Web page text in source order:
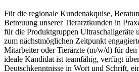
Für die regionale Kundenakquise,
Betreuung unserer Tierarztkunden in
für die Produktgruppen Ultraschallgeräte
zum nächstmöglichen Zeitpunkt
Mitarbeiter oder Tierärzte (m/w/d) für den
ideale Kandidat ist teamfähig, verfügt
Deutschkenntnisse in Wort und Schrift,